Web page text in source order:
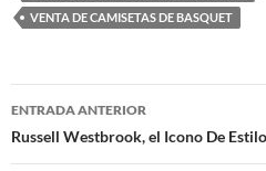
VENTA DE CAMISETAS DE BASQUET
Navegación
de
ENTRADA ANTERIOR
Russell Westbrook, el Icono De